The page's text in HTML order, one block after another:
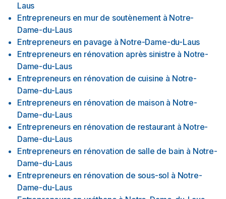
Laus
Entrepreneurs en mur de soutènement à Notre-
Dame-du-Laus
Entrepreneurs en pavage à Notre-Dame-du-Laus
Entrepreneurs en rénovation après sinistre à Notre-
Dame-du-Laus
Entrepreneurs en rénovation de cuisine à Notre-
Dame-du-Laus
Entrepreneurs en rénovation de maison à Notre-
Dame-du-Laus
Entrepreneurs en rénovation de restaurant à Notre-
Dame-du-Laus
Entrepreneurs en rénovation de salle de bain à Notre-
Dame-du-Laus
Entrepreneurs en rénovation de sous-sol à Notre-
Dame-du-Laus